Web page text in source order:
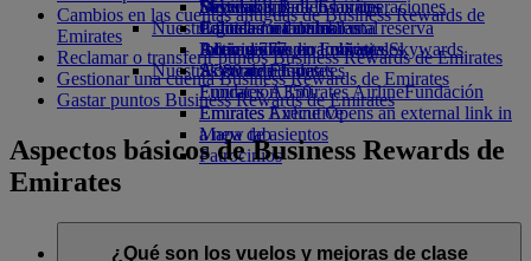
Bebidas
Nuestra flota
Boeing 777
A380 de Emirates
Emirates A350
Emirates Executive
Mapa de asientos
Diversión para los niños
Juguetes infantiles
Actividades para niños
Sostenibilidad en las operaciones
Política medioambiental
Informes medioambientales
Nuestras comunidades
Fundación Emirates AirlineFundación
Emirates Airline Opens an external link in
a new tab
Patrocinios
Skywards Rail
Calculadora de millas
Inicie sesión en Emirates Skywards
Skywards+
Móvil y app de Emirates
Cancelar o cambiar una reserva
Alteraciones en los viajes
Acerca de Emirates
Cambios en las cuentas antiguas de Business Rewards de
Emirates
Reclamar o transferir puntos Business Rewards de Emirates
Gestionar una cuenta Business Rewards de Emirates
Gastar puntos Business Rewards de Emirates
Aspectos básicos de Business Rewards de
Emirates
¿Qué son los vuelos y mejoras de clase